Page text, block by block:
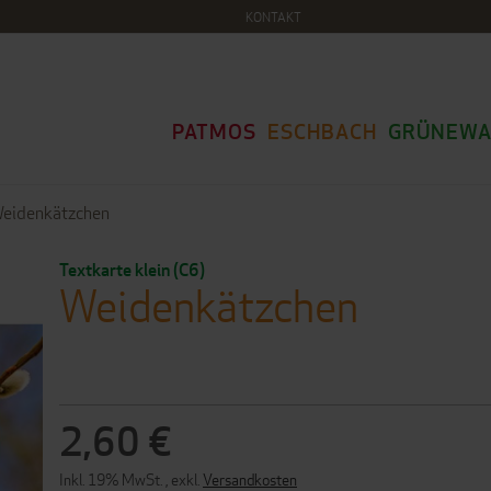
KONTAKT
PATMOS ESCHBACH
Textkarte klein (C6)
Weidenkätzchen
2,60 €
Inkl. 19% MwSt. , exkl. Versandkosten